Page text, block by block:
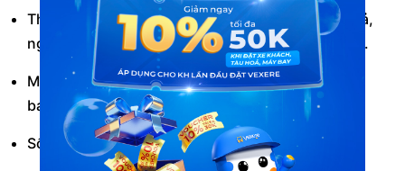
Thông tin chuyến đi. Bao gồm điểm đón, điểm trả,
ngày đi, ngày về và lịch trình tham quan (nếu có).
Mục đích thuê xe là gì? Chi phí thuê xe dự kiến là
bao nhiêu?
Số lượng hành khách.